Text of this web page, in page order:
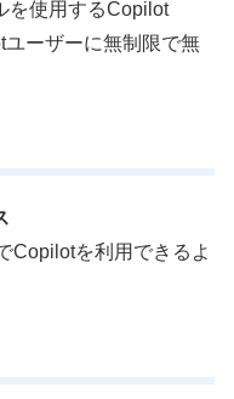
を使用するCopilot
ーザーに無制限で無
Copilotを利用できるよ